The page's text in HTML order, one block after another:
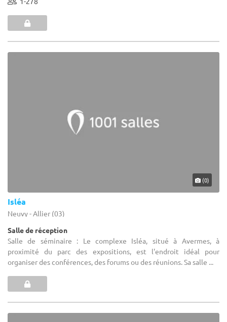
(0)
Isléa
Neuvy - Allier (03)
Salle de réception
Salle de séminaire : Le complexe Isléa, situé à Avermes, à
proximité du parc des expositions, est l'endroit idéal pour
organiser des conférences, des forums ou des réunions. Sa salle ...